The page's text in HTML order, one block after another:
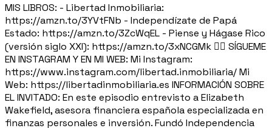
MIS LIBROS: - Libertad Inmobiliaria:
https://amzn.to/3YVtFNb - Independízate de Papá
Estado: https://amzn.to/3ZcWqEL - Piense y Hágase Rico
(versión siglo XXI): https://amzn.to/3xNCGMk 🙋‍♂️ SÍGUEME
EN INSTAGRAM Y EN MI WEB: Mi Instagram:
https://www.instagram.com/libertad.inmobiliaria/ Mi
Web: https://libertadinmobiliaria.es INFORMACIÓN SOBRE
EL INVITADO: En este episodio entrevisto a Elizabeth
Wakefield, asesora financiera española especializada en
finanzas personales e inversión. Fundó Independencia